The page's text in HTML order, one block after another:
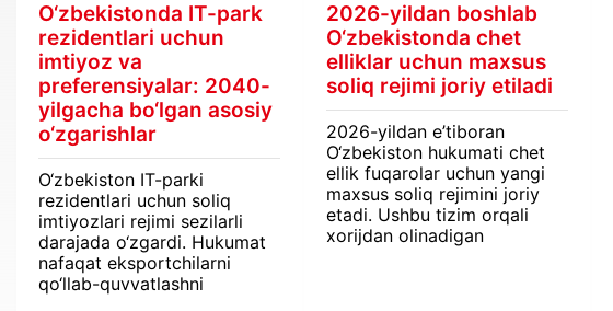
O‘zbekistonda IT-park
rezidentlari uchun
imtiyoz va
preferensiyalar: 2040-
yilgacha bo‘lgan asosiy
o‘zgarishlar
O‘zbekiston IT-parki
rezidentlari uchun soliq
imtiyozlari rejimi sezilarli
darajada o‘zgardi. Hukumat
nafaqat eksportchilarni
qo‘llab-quvvatlashni
2026-yildan boshlab
O‘zbekistonda chet
elliklar uchun maxsus
soliq rejimi joriy etiladi
2026-yildan e’tiboran
O‘zbekiston hukumati chet
ellik fuqarolar uchun yangi
maxsus soliq rejimini joriy
etadi. Ushbu tizim orqali
xorijdan olinadigan